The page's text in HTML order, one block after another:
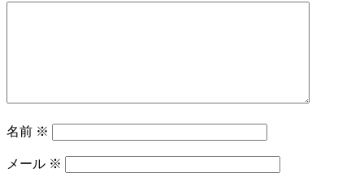
名前 ※
メール ※